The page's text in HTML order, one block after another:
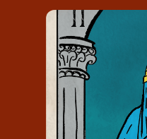
DE